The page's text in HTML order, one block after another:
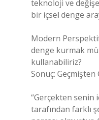
teknoloji ve
bir içsel denge
Modern
denge kurmak
kullanabiliriz?
Sonuç: Geçmişten
“Gerçekten senin
tarafından farklı